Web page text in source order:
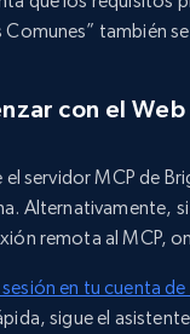
Comunes” también
con el Web
servidor MCP de
Alternativamente,
remota al MCP,
en tu cuenta
sigue el